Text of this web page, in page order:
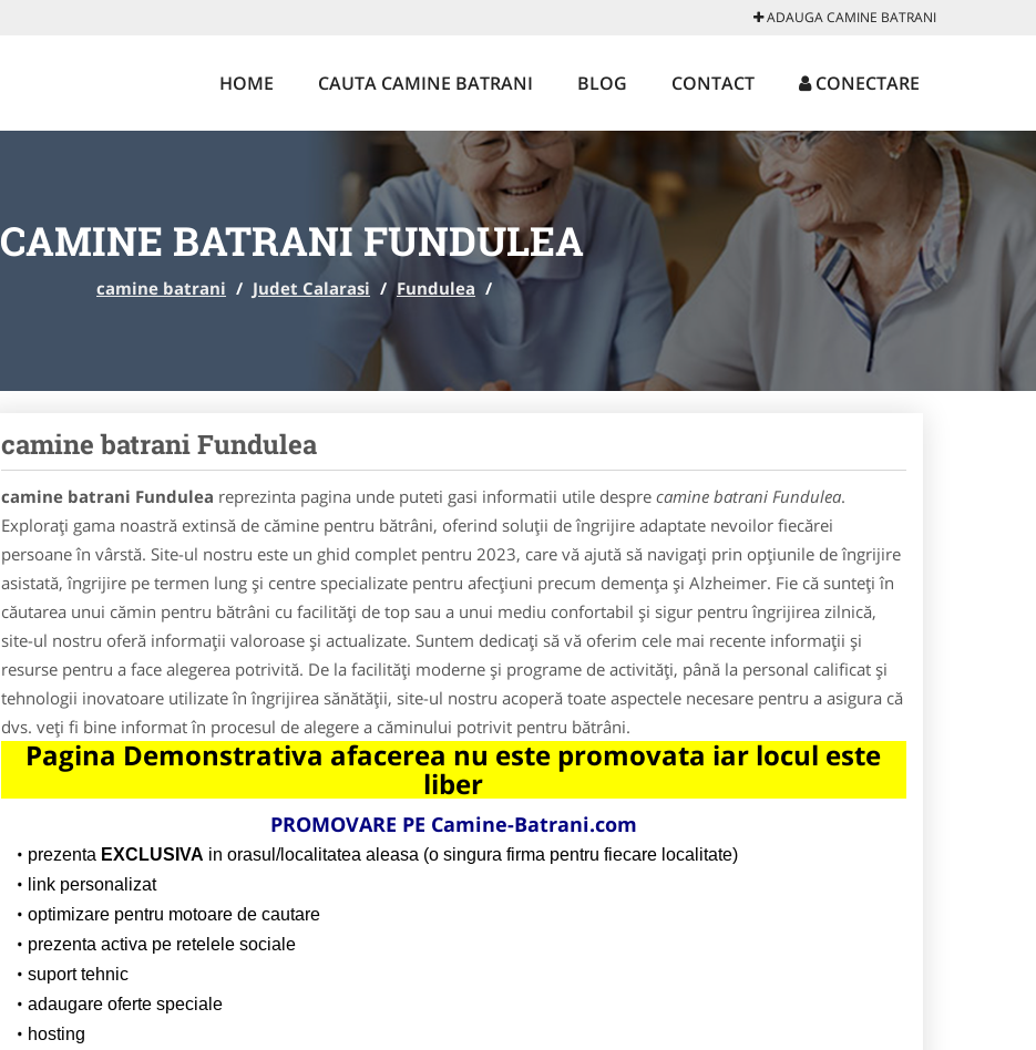
ADAUGA CAMINE BATRANI
HOME CAUTA CAMINE BATRANI BLOG CONTACT CONECTARE
CAMINE BATRANI FUNDULEA
camine batrani / Judet Calarasi / Fundulea /
camine batrani Fundulea
camine batrani Fundulea reprezinta pagina unde puteti gasi informatii utile despre camine batrani Fundulea.
Explorați gama noastră extinsă de cămine pentru bătrâni, oferind soluții de îngrijire adaptate nevoilor fiecărei
persoane în vârstă. Site-ul nostru este un ghid complet pentru 2023, care vă ajută să navigați prin opțiunile de îngrijire
asistată, îngrijire pe termen lung și centre specializate pentru afecțiuni precum demența și Alzheimer. Fie că sunteți în
căutarea unui cămin pentru bătrâni cu facilități de top sau a unui mediu confortabil și sigur pentru îngrijirea zilnică,
site-ul nostru oferă informații valoroase și actualizate. Suntem dedicați să vă oferim cele mai recente informații și
resurse pentru a face alegerea potrivită. De la facilități moderne și programe de activități, până la personal calificat și
tehnologii inovatoare utilizate în îngrijirea sănătății, site-ul nostru acoperă toate aspectele necesare pentru a asigura că
dvs. veți fi bine informat în procesul de alegere a căminului potrivit pentru bătrâni.
Pagina Demonstrativa afacerea nu este promovata iar locul este
liber
PROMOVARE PE Camine-Batrani.com
prezenta EXCLUSIVA in orasul/localitatea aleasa (o singura firma pentru fiecare localitate)
link personalizat
optimizare pentru motoare de cautare
prezenta activa pe retelele sociale
suport tehnic
adaugare oferte speciale
hosting